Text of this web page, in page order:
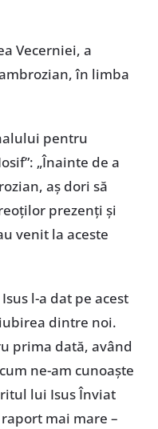
Vecerniei, a
în limba
pentru
„Înainte de a
aş dori să
prezenţi şi
venit la aceste
l-a dat pe acest
dintre noi.
prima dată, având
ne-am cunoaşte
lui Isus Înviat
mai mare –